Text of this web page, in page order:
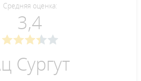
Средняя оценка:
3,4
Сургут